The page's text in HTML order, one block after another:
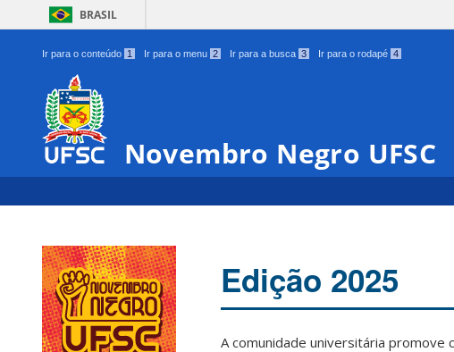
BRASIL
Ir para o conteúdo 1 Ir para o menu 2 Ir para a busca 3 Ir para o rodapé 4
Novembro Negro UFSC
Edição 2025
A comunidade universitária